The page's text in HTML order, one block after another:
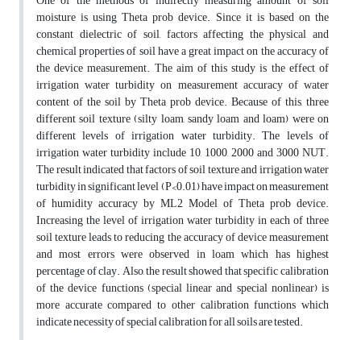
moisture is using Theta prob device. Since it is based on the
constant dielectric of soil, factors affecting the physical and
chemical properties of soil have a great impact on the accuracy of
the device measurement. The aim of this study is the effect of
irrigation water turbidity on measurement accuracy of water
content of the soil by Theta prob device. Because of this, three
different soil texture (silty loam, sandy loam and loam) were on
different levels of irrigation water turbidity. The levels of
irrigation water turbidity include 10, 1000, 2000 and 3000 NUT.
The result indicated that factors of soil texture and irrigation water
turbidity in significant level (P<0.01) have impact on measurement
of humidity accuracy by ML2 Model of Theta prob device.
Increasing the level of irrigation water turbidity in each of three
soil texture leads to reducing the accuracy of device measurement
and most errors were observed in loam which has highest
percentage of clay. Also, the result showed that specific calibration
of the device functions (special linear and special nonlinear) is
more accurate compared to other calibration functions which
indicate necessity of special calibration for all soils are tested.